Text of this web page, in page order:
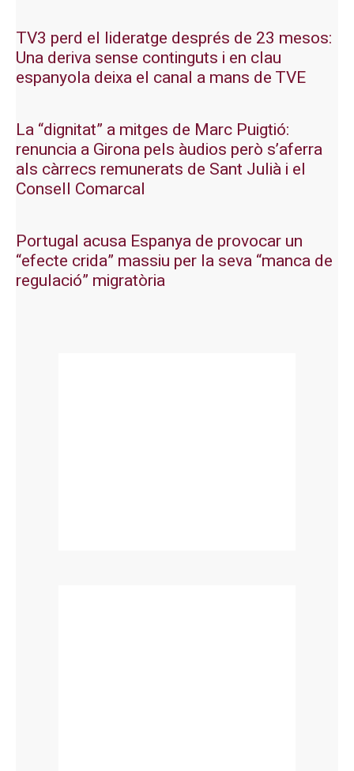
TV3 perd el lideratge després de 23 mesos:
Una deriva sense continguts i en clau
espanyola deixa el canal a mans de TVE
La “dignitat” a mitges de Marc Puigtió:
renuncia a Girona pels àudios però s’aferra
als càrrecs remunerats de Sant Julià i el
Consell Comarcal
Portugal acusa Espanya de provocar un
“efecte crida” massiu per la seva “manca de
regulació” migratòria